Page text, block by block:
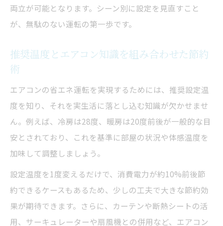
両立が可能となります。シーン別に設定を見直すこと
が、無駄のない運転の第一歩です。
推奨温度とエアコン知識を組み合わせた節約
術
エアコンの省エネ運転を実現するためには、推奨設定温
度を知り、それを実生活に落とし込む知識が欠かせませ
ん。例えば、冷房は28度、暖房は20度前後が一般的な目
安とされており、これを基準に部屋の状況や体感温度を
加味して調整しましょう。
設定温度を1度変えるだけで、消費電力が約10%前後節
約できるケースもあるため、少しの工夫で大きな節約効
果が期待できます。さらに、カーテンや断熱シートの活
用、サーキュレーターや扇風機との併用など、エアコン